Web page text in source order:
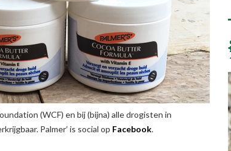
(WCF) en bij (bijna) alle drogisten in
Palmer’ is social op Facebook.